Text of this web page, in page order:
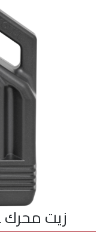
زيت محرك Motul Eco 5w30 4L